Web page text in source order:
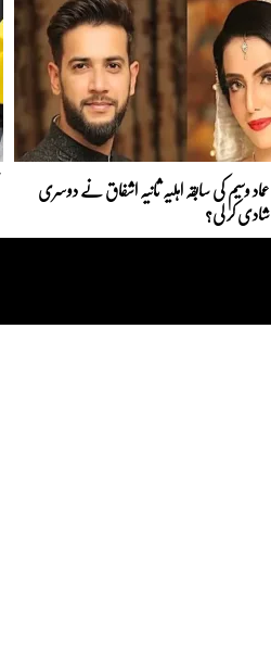
عماد وسیم کی سابقہ اہلیہ ثانیہ اشفاق نے دوسری
شادی کر لی؟